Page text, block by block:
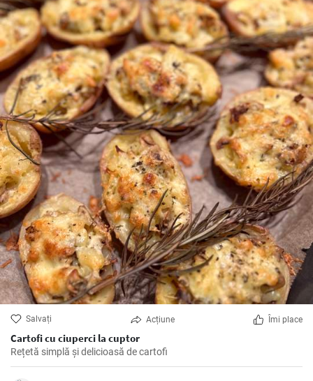
Salvați Acțiune Îmi place
Cartofi cu ciuperci la cuptor
Rețetă simplă și delicioasă de cartofi